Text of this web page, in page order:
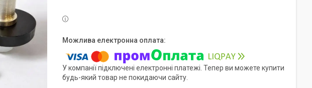
У компанії підключені електронні платежі. Тепер ви можете купити
будь-який товар не покидаючи сайту.